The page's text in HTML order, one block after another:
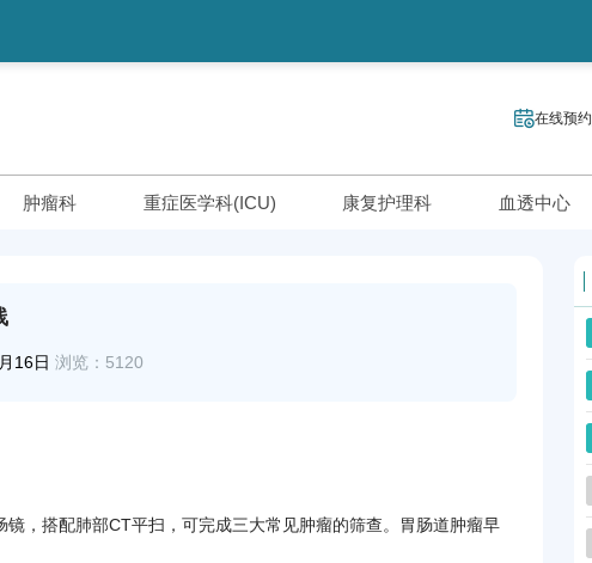
在线预约
肿瘤科 重症医学科(ICU) 康复护理科 血透中心
16日 浏览：5120
，搭配肺部CT平扫，可完成三大常见肿瘤的筛查。胃肠道肿瘤早